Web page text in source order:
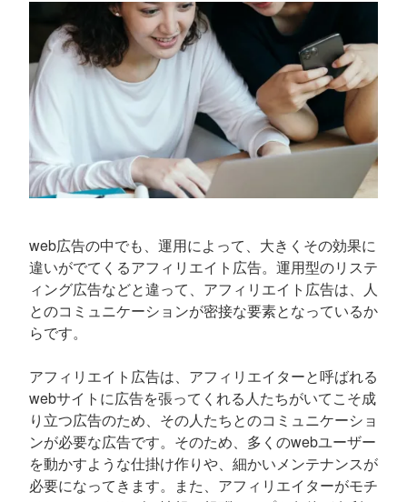
web広告の中でも、運用によって、大きくその効果に
違いがでてくるアフィリエイト広告。運用型のリステ
ィング広告などと違って、アフィリエイト広告は、人
とのコミュニケーションが密接な要素となっているか
らです。
アフィリエイト広告は、アフィリエイターと呼ばれる
webサイトに広告を張ってくれる人たちがいてこそ成
り立つ広告のため、その人たちとのコミュニケーショ
ンが必要な広告です。そのため、多くのwebユーザー
を動かすような仕掛け作りや、細かいメンテナンスが
必要になってきます。また、アフィリエイターがモチ